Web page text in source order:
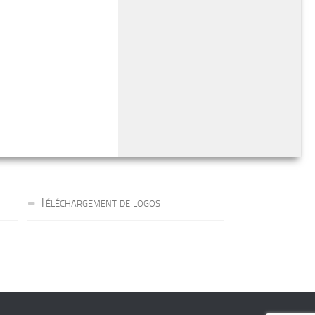
Téléchargement de logos